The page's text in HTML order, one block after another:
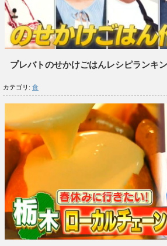
プレバトのせかけごはんレシピランキ
カテゴリ: 食